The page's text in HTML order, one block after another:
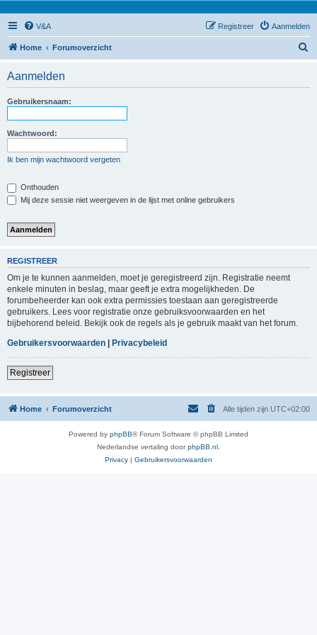
V&A Aanmelden
Registreer
Home Forumoverzicht
Aanmelden
Gebruikersnaam:
Wachtwoord:
Ik ben mijn wachtwoord vergeten
Onthouden
Mij deze sessie niet weergeven in de lijst met online gebruikers
REGISTREER
Om je te kunnen aanmelden, moet je geregistreerd zijn. Registratie neemt
enkele minuten in beslag, maar geeft je extra mogelijkheden. De
forumbeheerder kan ook extra permissies toestaan aan geregistreerde
gebruikers. Lees voor registratie onze gebruiksvoorwaarden en het
bijbehorend beleid. Bekijk ook de regels als je gebruik maakt van het forum.
Gebruikersvoorwaarden | Privacybeleid
Registreer
Home Forumoverzicht Alle tijden zijn UTC+02:00
Powered by phpBB® Forum Software © phpBB Limited
Nederlandse vertaling doorphpBB.nl
Privacy | Gebruikersvoorwaarden